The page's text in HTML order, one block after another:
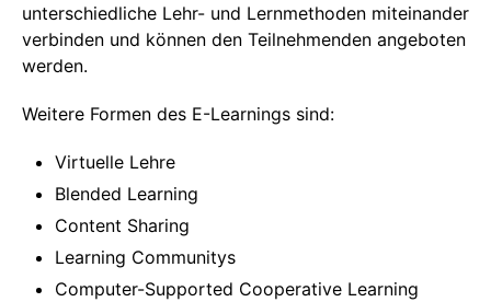
unterschiedliche Lehr- und Lernmethoden miteinander
verbinden und können den Teilnehmenden angeboten
werden.
Weitere Formen des E-Learnings sind:
Virtuelle Lehre
Blended Learning
Content Sharing
Learning Communitys
Computer-Supported Cooperative Learning